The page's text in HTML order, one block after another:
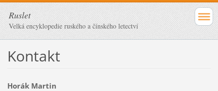
Ruslet
Velká encyklopedie ruského a čínského letectví
Kontakt
Horák Martin